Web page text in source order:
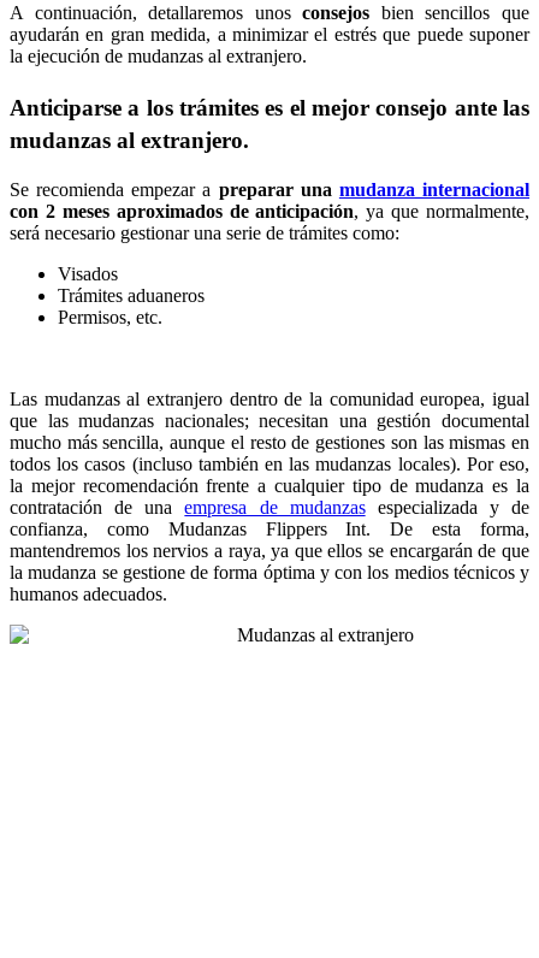
A continuación, detallaremos unosconsejos bien sencillos que
ayudarán en gran medida, a minimizar el estrés que puede suponer
la ejecución de mudanzas al extranjero.
Anticiparse a los trámites es el mejor consejo ante las
mudanzas al extranjero.
Se recomienda empezar a preparar una mudanza internacional
con 2 meses aproximados de anticipación, ya que normalmente,
será necesario gestionar una serie de trámites como:
Visados
Trámites aduaneros
Permisos, etc.
Las mudanzas al extranjero dentro de la comunidad europea, igual
que las mudanzas nacionales; necesitan una gestión documental
mucho más sencilla, aunque el resto de gestiones son las mismas en
todos los casos (incluso también en las mudanzas locales). Por eso,
la mejor recomendación frente a cualquier tipo de mudanza es la
contratación de unaempresa de mudanzasespecializada y de
confianza, como Mudanzas Flippers Int. De esta forma,
mantendremos los nervios a raya, ya que ellos se encargarán de que
la mudanza se gestione de forma óptima y con los medios técnicos y
humanos adecuados.